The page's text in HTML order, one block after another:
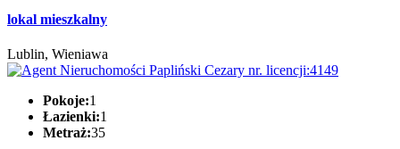
lokal mieszkalny
Lublin, Wieniawa
Pokoje:1
Łazienki:1
Metraż:35